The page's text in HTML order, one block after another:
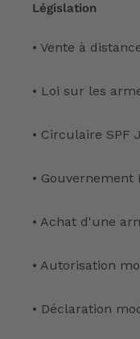
Législation
• Vente à
• Loi sur les
• Circulaire SPF
• Gouvernement
• Achat d'une
• Autorisation
• Déclaration